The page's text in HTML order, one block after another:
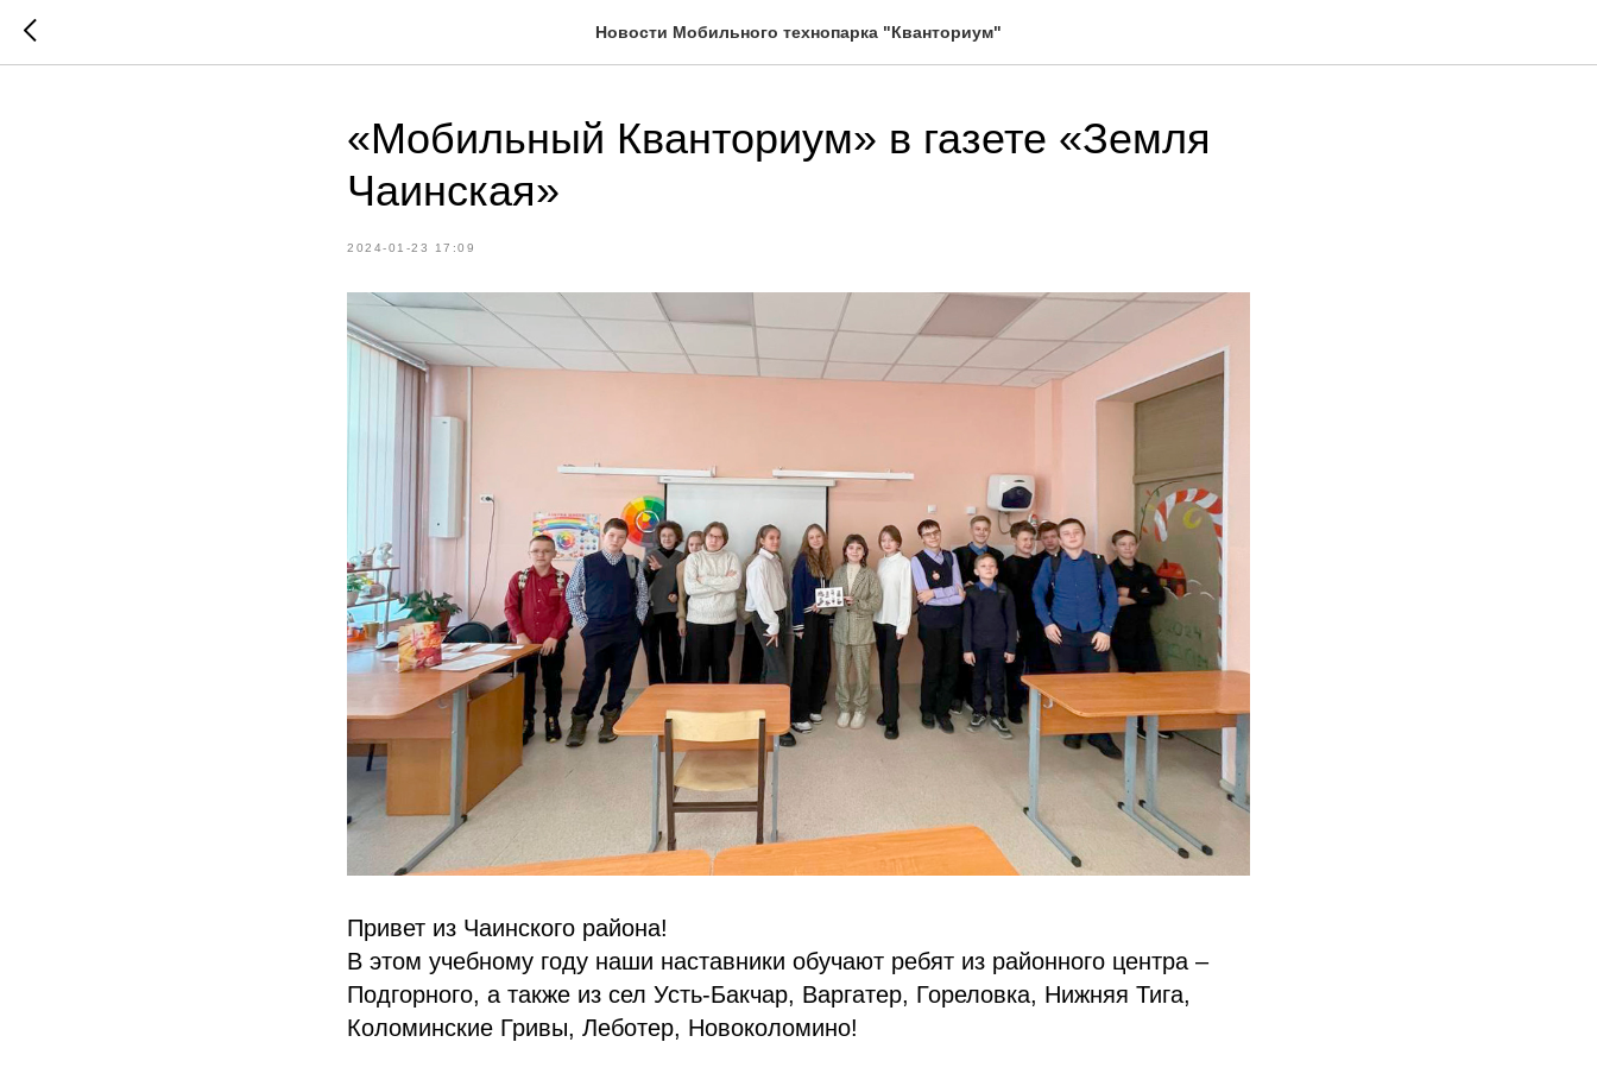
Новости Мобильного технопарка "Кванториум"
«Мобильный Кванториум» в газете «Земля
Чаинская»
2024-01-23 17:09
Привет из Чаинского района!
В этом учебному году наши наставники обучают ребят из районного центра –
Подгорного, а также из сел Усть-Бакчар, Варгатер, Гореловка, Нижняя Тига,
Коломинские Гривы, Леботер, Новоколомино!